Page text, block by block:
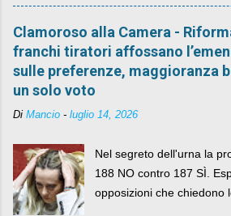
Clamoroso alla Camera -
franchi tiratori affossano
sulle preferenze, maggioranza
un solo voto
Di Mancio - luglio 14, 2026
Nel segreto dell'urna la
188 NO contro 187 SÌ.
opposizioni che chiedono